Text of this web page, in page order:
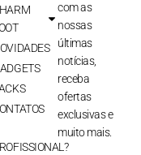
com as
nossas
últimas
notícias,
receba
ofertas
exclusivas e
muito mais.